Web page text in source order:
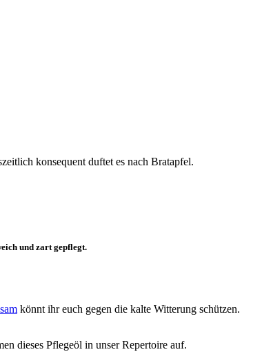
konsequent duftet es nach Bratapfel.
und zart gepflegt.
könnt ihr euch gegen die kalte Witterung schützen.
dieses Pflegeöl in unser Repertoire auf.